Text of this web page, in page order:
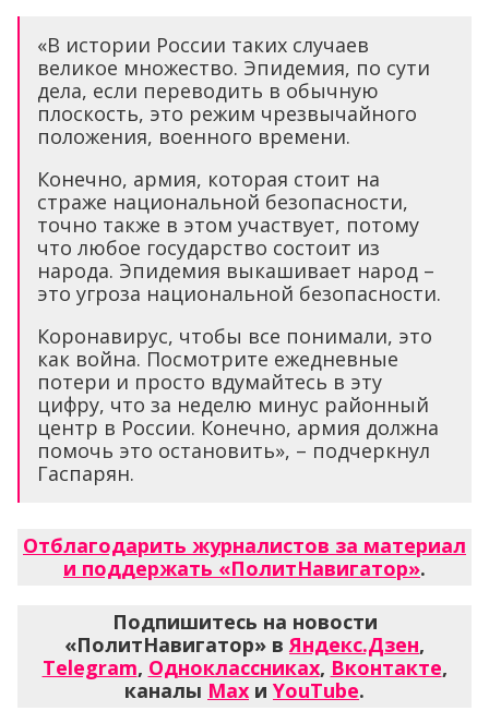
«В истории России таких случаев
великое множество. Эпидемия, по сути
дела, если переводить в обычную
плоскость, это режим чрезвычайного
положения, военного времени.
Конечно, армия, которая стоит на
страже национальной безопасности,
точно также в этом участвует, потому
что любое государство состоит из
народа. Эпидемия выкашивает народ –
это угроза национальной безопасности.
Коронавирус, чтобы все понимали, это
как война. Посмотрите ежедневные
потери и просто вдумайтесь в эту
цифру, что за неделю минус районный
центр в России. Конечно, армия должна
помочь это остановить», – подчеркнул
Гаспарян.
Отблагодарить журналистов за материал
и поддержать «ПолитНавигатор».
Подпишитесь на новости
«ПолитНавигатор» вЯндекс.Дзен,
Telegram, Одноклассниках, Вконтакте,
каналы Max и YouTube.